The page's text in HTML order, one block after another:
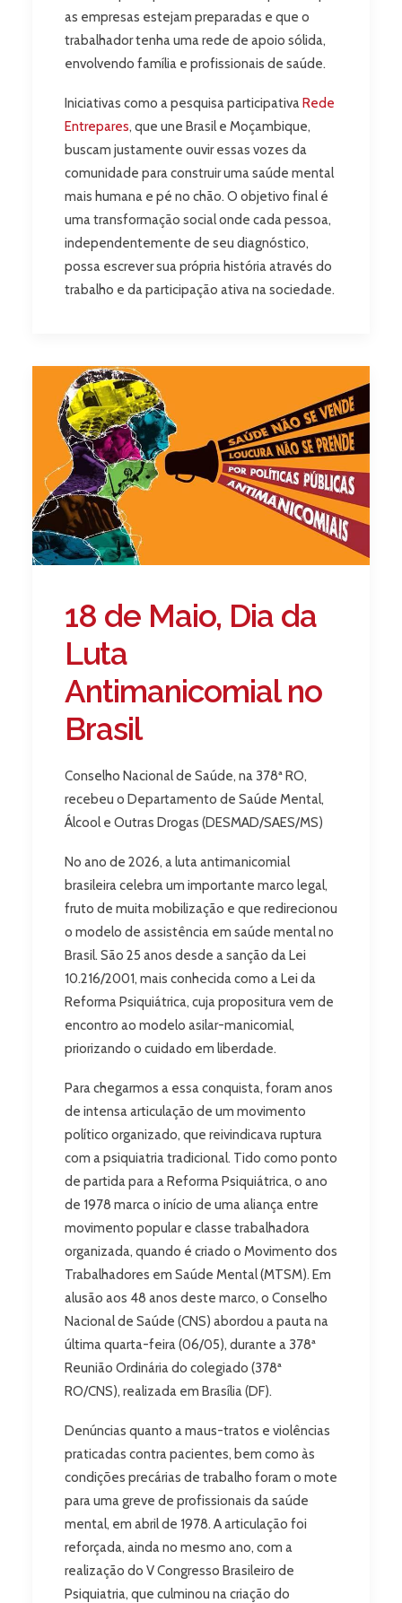
as empresas estejam preparadas e que o
trabalhador tenha uma rede de apoio sólida,
envolvendo família e profissionais de saúde.
Iniciativas como a pesquisa participativaRede
Entrepares, que une Brasil e Moçambique,
buscam justamente ouvir essas vozes da
comunidade para construir uma saúde mental
mais humana e pé no chão. O objetivo final é
uma transformação social onde cada pessoa,
independentemente de seu diagnóstico,
possa escrever sua própria história através do
trabalho e da participação ativa na sociedade.
18 de Maio, Dia da
Luta
Antimanicomial no
Brasil
Conselho Nacional de Saúde, na 378ª RO,
recebeu o Departamento de Saúde Mental,
Álcool e Outras Drogas (DESMAD/SAES/MS)
No ano de 2026, a luta antimanicomial
brasileira celebra um importante marco legal,
fruto de muita mobilização e que redirecionou
o modelo de assistência em saúde mental no
Brasil. São 25 anos desde a sanção da Lei
10.216/2001, mais conhecida como a Lei da
Reforma Psiquiátrica, cuja propositura vem de
encontro ao modelo asilar-manicomial,
priorizando o cuidado em liberdade.
Para chegarmos a essa conquista, foram anos
de intensa articulação de um movimento
político organizado, que reivindicava ruptura
com a psiquiatria tradicional. Tido como ponto
de partida para a Reforma Psiquiátrica, o ano
de 1978 marca o início de uma aliança entre
movimento popular e classe trabalhadora
organizada, quando é criado o Movimento dos
Trabalhadores em Saúde Mental (MTSM). Em
alusão aos 48 anos deste marco, o Conselho
Nacional de Saúde (CNS) abordou a pauta na
última quarta-feira (06/05), durante a 378ª
Reunião Ordinária do colegiado (378ª
RO/CNS), realizada em Brasília (DF).
Denúncias quanto a maus-tratos e violências
praticadas contra pacientes, bem como às
condições precárias de trabalho foram o mote
para uma greve de profissionais da saúde
mental, em abril de 1978. A articulação foi
reforçada, ainda no mesmo ano, com a
realização do V Congresso Brasileiro de
Psiquiatria, que culminou na criação do